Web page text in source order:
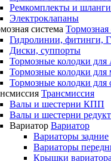
Ремкомплекты и
Электроклапаны
система Тормозная
Гидролинии, фитинги,
Диски, суппорты
Тормозные колодки для
Тормозные колодки для
Тормозные колодки для
Трансмиссия
Валы и шестерни КПП
Валы и шестерни
Вариатор Вариатор
Вариаторы задние
Вариаторы
Крышки вариатора